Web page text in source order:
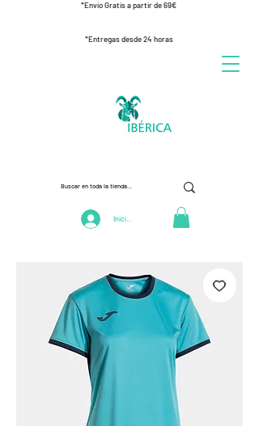
*Envío Gratis a partir de 69€
*Entregas desde 24 horas
Iniciar Sesión